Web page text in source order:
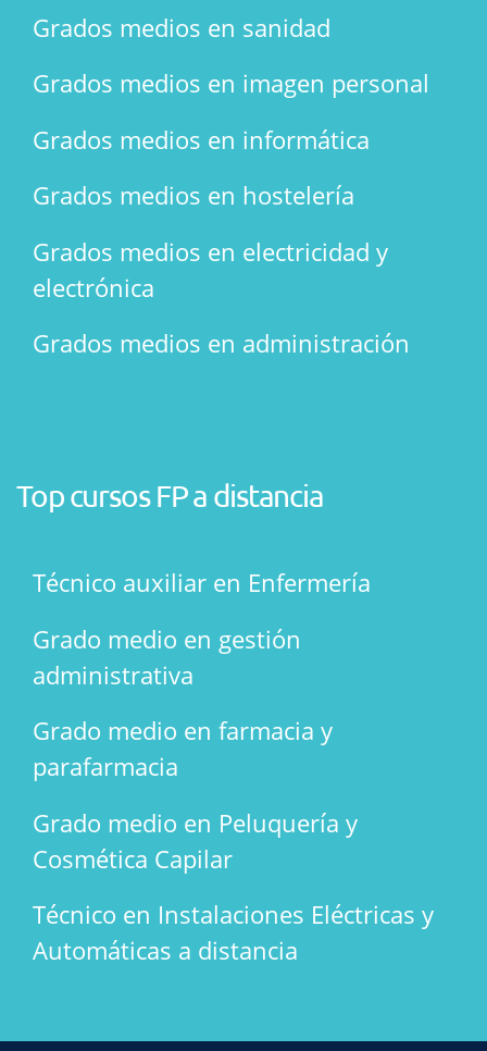
Grados medios en sanidad
Grados medios en imagen personal
Grados medios en informática
Grados medios en hostelería
Grados medios en electricidad y
electrónica
Grados medios en administración
Top cursos FP a distancia
Técnico auxiliar en Enfermería
Grado medio en gestión
administrativa
Grado medio en farmacia y
parafarmacia
Grado medio en Peluquería y
Cosmética Capilar
Técnico en Instalaciones Eléctricas y
Automáticas a distancia